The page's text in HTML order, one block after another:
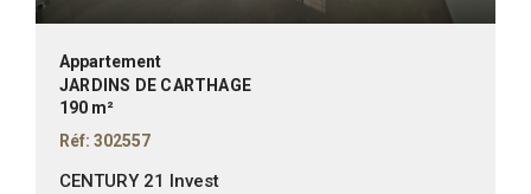
Appartement
JARDINS DE CARTHAGE
190 m²
Réf: 302557
CENTURY 21 Invest